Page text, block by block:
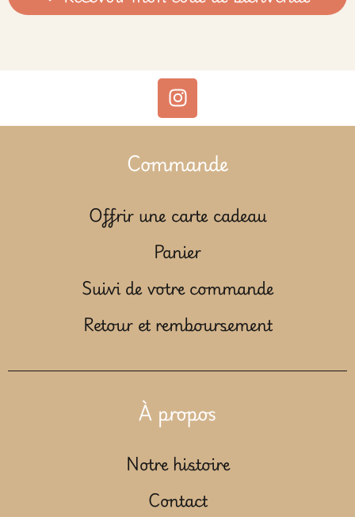
Commande
Offrir une carte cadeau
Panier
Suivi de votre commande
Retour et remboursement
À propos
Notre histoire
Contact